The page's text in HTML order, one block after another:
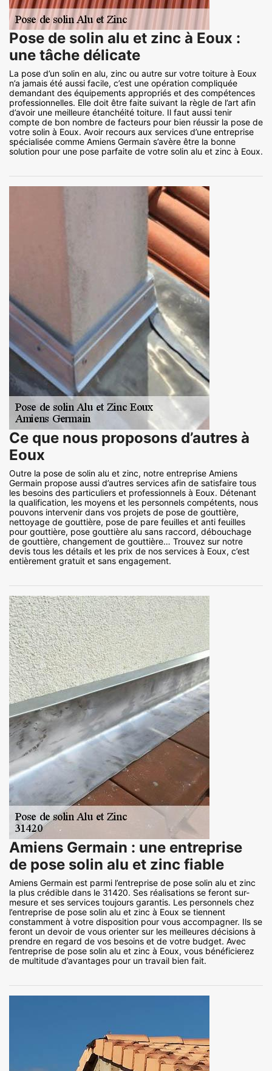
Pose de solin alu et zinc à Eoux :
une tâche délicate
La pose d’un solin en alu, zinc ou autre sur votre toiture à Eoux
n’a jamais été aussi facile, c’est une opération compliquée
demandant des équipements appropriés et des compétences
professionnelles. Elle doit être faite suivant la règle de l’art afin
d’avoir une meilleure étanchéité toiture. Il faut aussi tenir
compte de bon nombre de facteurs pour bien réussir la pose de
votre solin à Eoux. Avoir recours aux services d’une entreprise
spécialisée comme Amiens Germain s’avère être la bonne
solution pour une pose parfaite de votre solin alu et zinc à Eoux.
Ce que nous proposons d’autres à
Eoux
Outre la pose de solin alu et zinc, notre entreprise Amiens
Germain propose aussi d’autres services afin de satisfaire tous
les besoins des particuliers et professionnels à Eoux. Détenant
la qualification, les moyens et les personnels compétents, nous
pouvons intervenir dans vos projets de pose de gouttière,
nettoyage de gouttière, pose de pare feuilles et anti feuilles
pour gouttière, pose gouttière alu sans raccord, débouchage
de gouttière, changement de gouttière… Trouvez sur notre
devis tous les détails et les prix de nos services à Eoux, c’est
entièrement gratuit et sans engagement.
Amiens Germain : une entreprise
de pose solin alu et zinc fiable
Amiens Germain est parmi l’entreprise de pose solin alu et zinc
la plus crédible dans le 31420. Ses réalisations se feront sur-
mesure et ses services toujours garantis. Les personnels chez
l’entreprise de pose solin alu et zinc à Eoux se tiennent
constamment à votre disposition pour vous accompagner. Ils se
feront un devoir de vous orienter sur les meilleures décisions à
prendre en regard de vos besoins et de votre budget. Avec
l’entreprise de pose solin alu et zinc à Eoux, vous bénéficierez
de multitude d’avantages pour un travail bien fait.